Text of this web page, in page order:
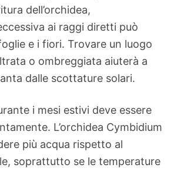
dell’orchidea,
ai raggi diretti può
e i fiori. Trovare un luogo
o ombreggiata aiuterà a
dalle scottature solari.
i mesi estivi deve essere
L’orchidea Cymbidium
più acqua rispetto al
soprattutto se le temperature